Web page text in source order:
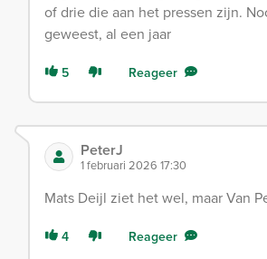
of drie die aan het pressen zijn.
geweest, al een jaar
5 Reageer
PeterJ
1 februari 2026 17:30
Mats Deijl ziet het wel, maar Van
4 Reageer